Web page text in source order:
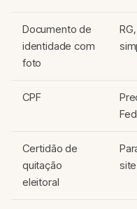
Documento de
identidade com
foto
CPF
Certidão de
quitação
eleitoral